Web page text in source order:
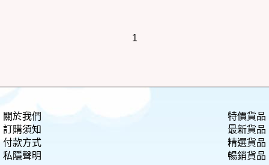
1
關於我們
訂購須知
付款方式
私隱聲明
特價貨品
最新貨品
精選貨品
暢銷貨品